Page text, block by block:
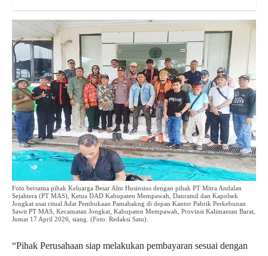
Foto bersama pihak Keluarga Besar Alm Husinsius dengan pihak PT Mitra Andalan
Sejahtera (PT MAS), Ketua DAD Kabupaten Mempawah, Danramil dan Kapolsek
Jongkat usai ritual Adat Pembukaan Pamabakng di depan Kantor Pabrik Perkebunan
Sawit PT MAS, Kecamatan Jongkat, Kabupaten Mempawah, Provinsi Kalimantan Barat,
Jumat 17 April 2026, siang. (Foto: Redaksi Satu).
“Pihak Perusahaan siap melakukan pembayaran sesuai dengan